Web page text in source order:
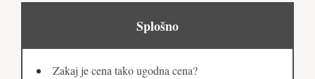
Splošno
Zakaj je cena tako ugodna cena?